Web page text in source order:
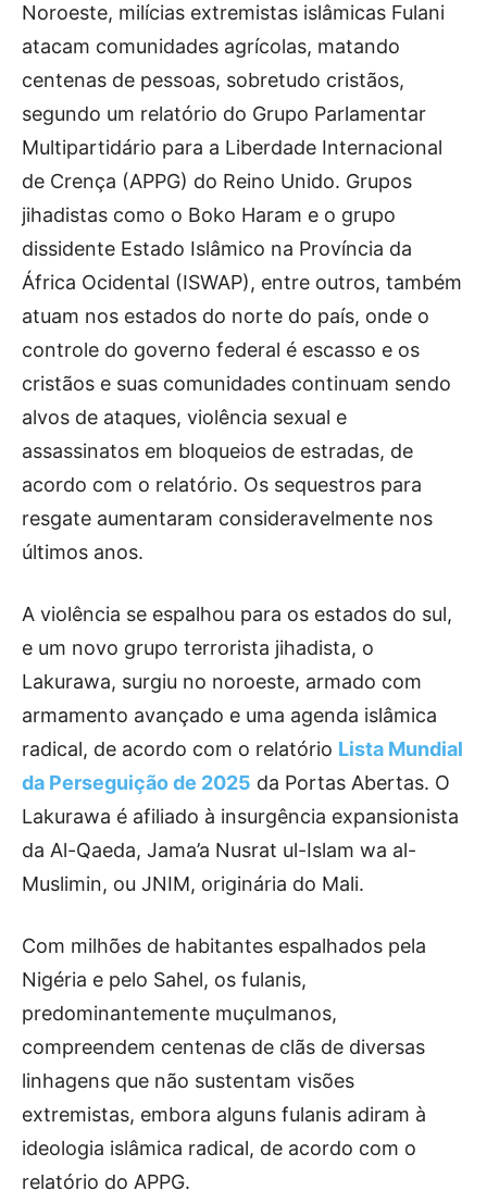
Noroeste, milícias extremistas islâmicas Fulani
atacam comunidades agrícolas, matando
centenas de pessoas, sobretudo cristãos,
segundo um relatório do Grupo Parlamentar
Multipartidário para a Liberdade Internacional
de Crença (APPG) do Reino Unido. Grupos
jihadistas como o Boko Haram e o grupo
dissidente Estado Islâmico na Província da
África Ocidental (ISWAP), entre outros, também
atuam nos estados do norte do país, onde o
controle do governo federal é escasso e os
cristãos e suas comunidades continuam sendo
alvos de ataques, violência sexual e
assassinatos em bloqueios de estradas, de
acordo com o relatório. Os sequestros para
resgate aumentaram consideravelmente nos
últimos anos.
A violência se espalhou para os estados do sul,
e um novo grupo terrorista jihadista, o
Lakurawa, surgiu no noroeste, armado com
armamento avançado e uma agenda islâmica
radical, de acordo com o relatório Lista Mundial
da Perseguição de 2025 da Portas Abertas. O
Lakurawa é afiliado à insurgência expansionista
da Al-Qaeda, Jama’a Nusrat ul-Islam wa al-
Muslimin, ou JNIM, originária do Mali.
Com milhões de habitantes espalhados pela
Nigéria e pelo Sahel, os fulanis,
predominantemente muçulmanos,
compreendem centenas de clãs de diversas
linhagens que não sustentam visões
extremistas, embora alguns fulanis adiram à
ideologia islâmica radical, de acordo com o
relatório do APPG.